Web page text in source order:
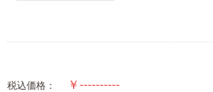
税込価格：